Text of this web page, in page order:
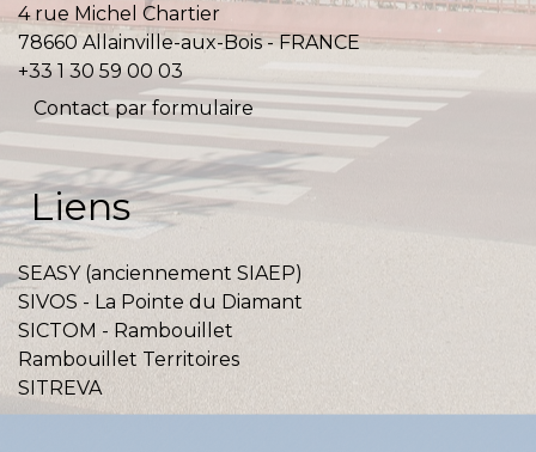
4 rue Michel Chartier
78660 Allainville-aux-Bois - FRANCE
+33 1 30 59 00 03
Contact par formulaire
Liens
SEASY (anciennement SIAEP)
SIVOS - La Pointe du Diamant
SICTOM - Rambouillet
Rambouillet Territoires
SITREVA